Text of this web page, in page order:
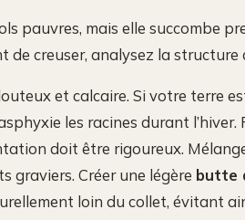
pauvres, mais elle succombe
de creuser, analysez la structure
et calcaire. Si votre terre
les racines durant l’hiver.
doit être rigoureux.
graviers. Créer une légère butte
loin du collet, évitant